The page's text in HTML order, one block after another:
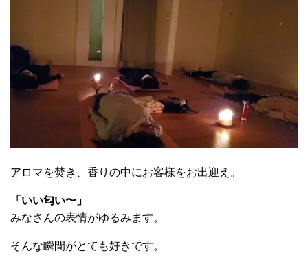
アロマを焚き、香りの中にお客様をお出迎え。
「いい匂い〜」
みなさんの表情がゆるみます。
そんな瞬間がとても好きです。